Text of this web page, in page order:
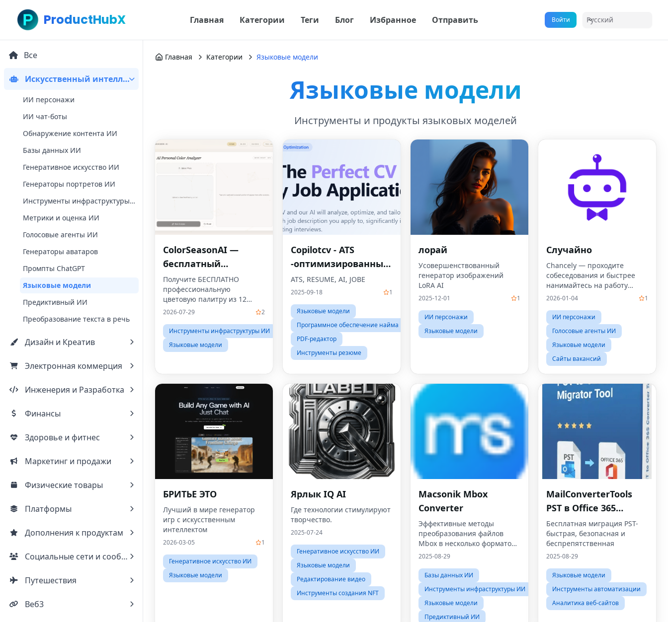
ProductHubX Главная Категории Теги Блог Избранное Отправить Войти Русский
Все
Искусственный интеллект
ИИ персонажи
ИИ чат-боты
Обнаружение контента ИИ
Базы данных ИИ
Генеративное искусство ИИ
Генераторы портретов ИИ
Инструменты инфраструктуры ИИ
Метрики и оценка ИИ
Голосовые агенты ИИ
Генераторы аватаров
Промпты ChatGPT
Языковые модели
Предиктивный ИИ
Преобразование текста в речь
Дизайн и Креатив
Электронная коммерция
Инженерия и Разработка
Финансы
Здоровье и фитнес
Маркетинг и продажи
Физические товары
Платформы
Дополнения к продуктам
Социальные сети и сообщества
Путешествия
Веб3
Главная Категории Языковые модели
Языковые модели
Инструменты и продукты языковых моделей
ColorSeasonAI —
бесплатный
персональный
анализ цвета с
использованием
интеллекта
Получите БЕСПЛАТНО
профессиональную
цветовую палитру из 12
сезонов за считанные
регистрации не требуется!
2026-07-29 2
Инструменты инфраструктуры ИИ
Языковые модели
Copilotcv - ATS
-оптимизированные
CVS
ATS, RESUME, AI, JOBE
2025-09-18 1
Языковые модели
Программное обеспечение найма
PDF-редактор
Инструменты резюме
лорай
Усовершенствованный
генератор изображений
LoRA AI
2025-12-01 1
ИИ персонажи
Языковые модели
Случайно
Chancely — проходите
собеседования и быстрее
нанимайтесь на работу
благодаря отзывам ИИ
2026-01-04 1
ИИ персонажи
Голосовые агенты ИИ
Языковые модели
Сайты вакансий
БРИТЬЕ ЭТО
Лучший в мире генератор
игр с искусственным
интеллектом
2026-03-05 1
Генеративное искусство ИИ
Языковые модели
Ярлык IQ AI
Где технологии стимулируют
творчество.
2025-07-24
Генеративное искусство ИИ
Языковые модели
Редактирование видео
Инструменты создания NFT
Macsonik Mbox
Converter
Эффективные методы
преобразования файлов
Mbox в несколько форматов
файлов
2025-08-29
Базы данных ИИ
Инструменты инфраструктуры ИИ
Языковые модели
Предиктивный ИИ
MailConverterTools
PST в Office 365
инструмент
миграции
Бесплатная миграция PST-
быстрая, безопасная и
беспрепятственная
2025-08-29
Языковые модели
Инструменты автоматизации
Аналитика веб-сайтов